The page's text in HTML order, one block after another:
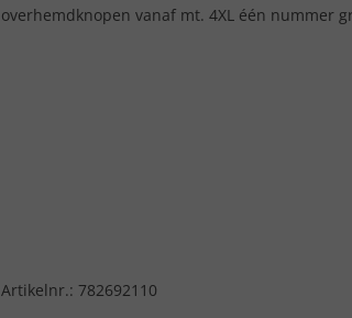
overhemdknopen vanaf mt. 4XL één nummer
Artikelnr.: 782692110